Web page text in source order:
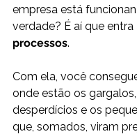
empresa está
verdade? É aí que entra
processos.
Com ela, você
onde estão os
desperdícios e os
que, somados, viram